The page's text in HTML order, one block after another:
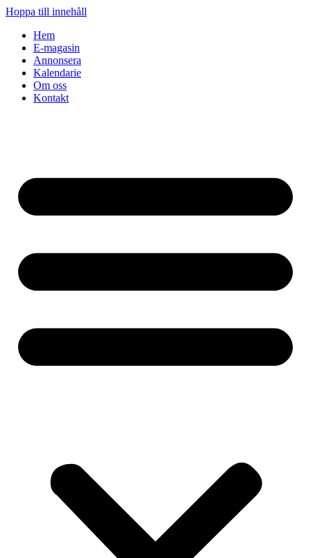
Hoppa till innehåll
Hem
E-magasin
Annonsera
Kalendarie
Om oss
Kontakt